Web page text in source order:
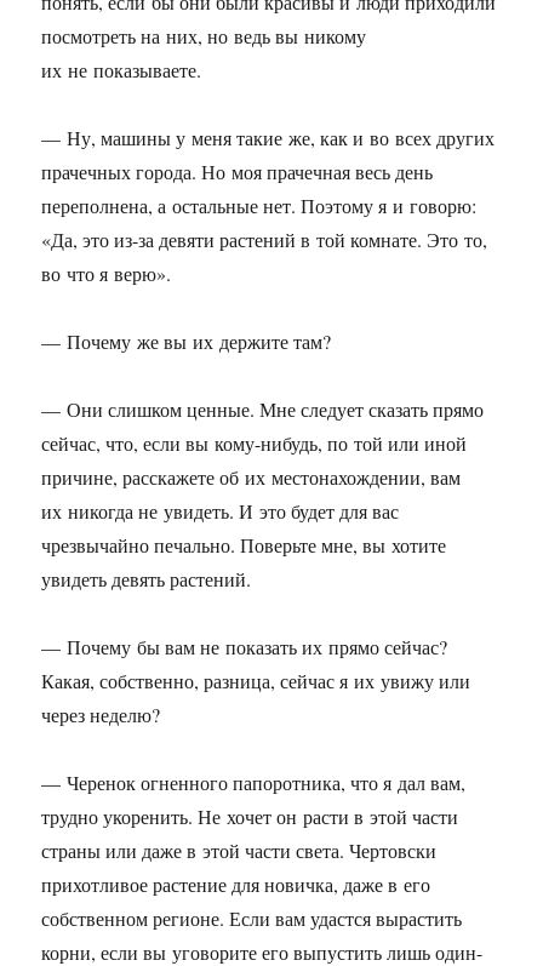
посмотреть на них, но ведь вы никому
их не показываете.
— Ну, машины у меня такие же, как и во всех других
прачечных города. Но моя прачечная весь день
переполнена, а остальные нет. Поэтому я и говорю:
«Да, это из-за девяти растений в той комнате. Это то,
во что я верю».
— Почему же вы их держите там?
— Они слишком ценные. Мне следует сказать прямо
сейчас, что, если вы кому-нибудь, по той или иной
причине, расскажете об их местонахождении, вам
их никогда не увидеть. И это будет для вас
чрезвычайно печально. Поверьте мне, вы хотите
увидеть девять растений.
— Почему бы вам не показать их прямо сейчас?
Какая, собственно, разница, сейчас я их увижу или
через неделю?
— Черенок огненного папоротника, что я дал вам,
трудно укоренить. Не хочет он расти в этой части
страны или даже в этой части света. Чертовски
прихотливое растение для новичка, даже в его
собственном регионе. Если вам удастся вырастить
корни, если вы уговорите его выпустить лишь один-